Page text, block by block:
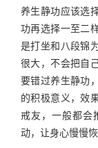
养生静功应该选
功再选择一至二
是打坐和八段锦
很大，不会把自
要错过养生静功
的积极意义，效
戒友，一般都会
动，让身心慢慢恢